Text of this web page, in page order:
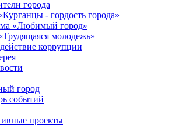
города
- гордость города»
«Любимый город»
молодежь»
коррупции
город
событий
проекты